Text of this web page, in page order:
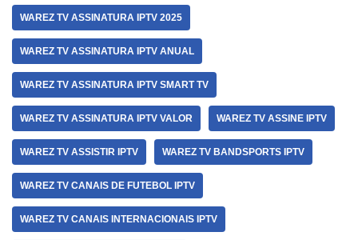
WAREZ TV ASSINATURA IPTV 2025
WAREZ TV ASSINATURA IPTV ANUAL
WAREZ TV ASSINATURA IPTV SMART TV
WAREZ TV ASSINATURA IPTV VALOR WAREZ TV ASSINE IPTV
WAREZ TV ASSISTIR IPTV WAREZ TV BANDSPORTS IPTV
WAREZ TV CANAIS DE FUTEBOL IPTV
WAREZ TV CANAIS INTERNACIONAIS IPTV